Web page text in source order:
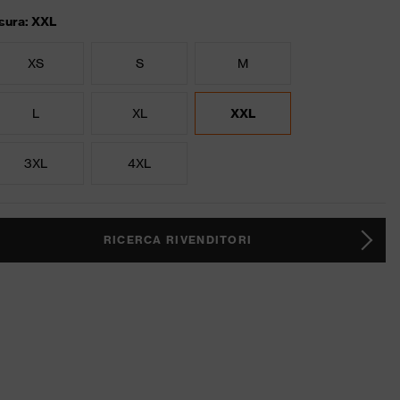
XXL
XS S M
L XL XXL
3XL 4XL
RICERCA RIVENDITORI